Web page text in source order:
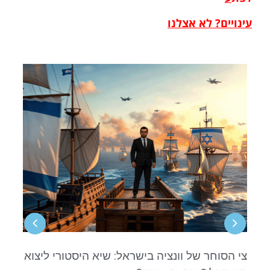
עינויים? לא אצלנו
צי הסוחר של וונציה בישראל: שיא היסטורי ליצוא